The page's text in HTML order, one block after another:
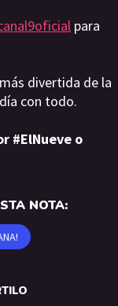
para
divertida de la
con todo.
#ElNueve o
NOTA: